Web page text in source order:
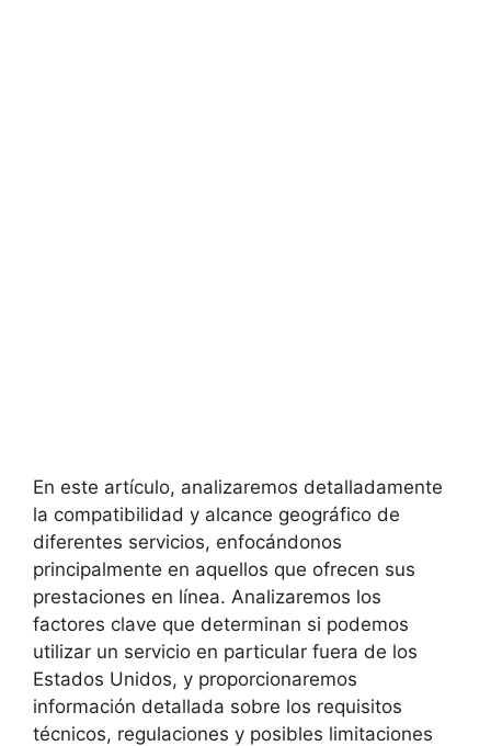
En este artículo, analizaremos detalladamente
la compatibilidad y alcance geográfico de
diferentes servicios, enfocándonos
principalmente en aquellos que ofrecen sus
prestaciones en línea. Analizaremos los
factores clave que determinan si podemos
utilizar un servicio en particular fuera de los
Estados Unidos, y proporcionaremos
información detallada sobre los requisitos
técnicos, regulaciones y posibles limitaciones